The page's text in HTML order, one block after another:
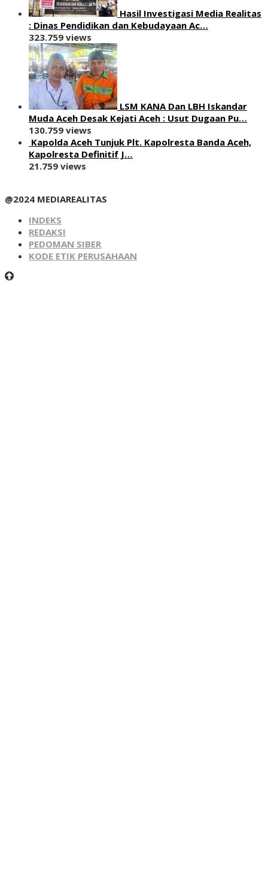
Hasil Investigasi Media Realitas
: ‎Dinas Pendidikan dan Kebudayaan Ac…
323.759 views
LSM KANA Dan LBH Iskandar
Muda Aceh Desak Kejati Aceh : Usut Dugaan Pu…
130.759 views
Kapolda Aceh Tunjuk Plt. Kapolresta Banda Aceh,
Kapolresta Definitif J…
21.759 views
@2024 MEDIAREALITAS
INDEKS
REDAKSI
PEDOMAN SIBER
KODE ETIK PERUSAHAAN